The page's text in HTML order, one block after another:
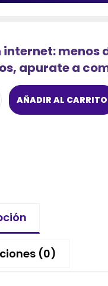
internet: menos
apurate a
AÑADIR AL CARRITO
(0)